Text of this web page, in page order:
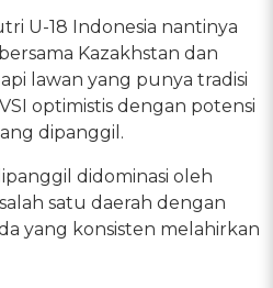
U-18 Indonesia nantinya
Kazakhstan dan
lawan yang punya tradisi
optimistis dengan potensi
dipanggil.
didominasi oleh
satu daerah dengan
yang konsisten melahirkan